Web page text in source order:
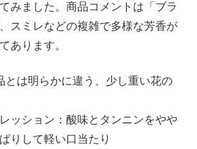
みました。商品コメントは「ブラ
スミレなどの複雑で多様な芳香が
あります。
とは明らかに違う、少し重い花の
ッション：酸味とタンニンをやや
りして軽い口当たり